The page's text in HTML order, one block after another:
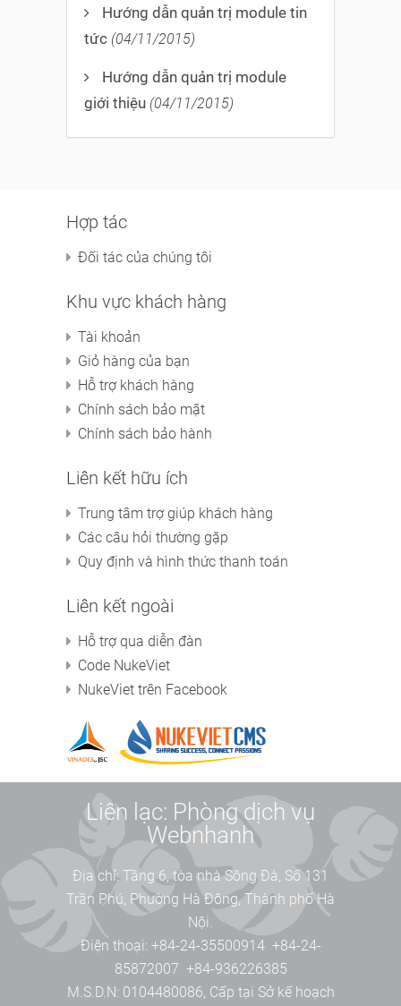
Hướng dẫn quản trị module tin
tức (04/11/2015)
Hướng dẫn quản trị module
giới thiệu (04/11/2015)
Hợp tác
Đối tác của chúng tôi
Khu vực khách hàng
Tài khoản
Giỏ hàng của bạn
Hỗ trợ khách hàng
Chính sách bảo mật
Chính sách bảo hành
Liên kết hữu ích
Trung tâm trợ giúp khách hàng
Các câu hỏi thường gặp
Quy định và hình thức thanh toán
Liên kết ngoài
Hỗ trợ qua diễn đàn
Code NukeViet
NukeViet trên Facebook
Liên lạc: Phòng dịch vụ
Webnhanh
Địa chỉ: Tầng 6, tòa nhà Sông Đà, Số 131
Trần Phú, Phường Hà Đông, Thành phố Hà
Nội.
Điện thoại: +84-24-35500914 +84-24-
85872007 +84-936226385
M.S.D.N: 0104480086, Cấp tại Sở kế hoạch